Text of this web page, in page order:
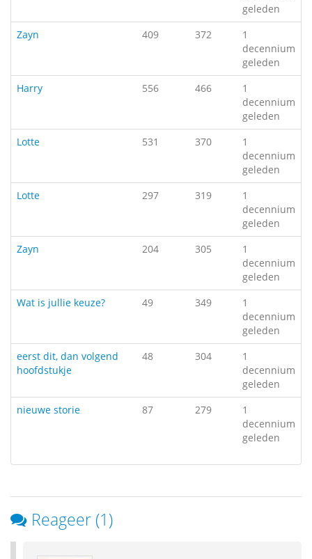
geleden
Zayn
409 372
1
decennium
geleden
Harry
556 466
1
decennium
geleden
Lotte
531 370
1
decennium
geleden
Lotte
297 319
1
decennium
geleden
Zayn
204 305
1
decennium
geleden
Wat is jullie keuze?
49 349
1
decennium
geleden
eerst dit, dan volgend
hoofdstukje
48 304
1
decennium
geleden
nieuwe storie
87 279
1
decennium
geleden
Reageer (1)